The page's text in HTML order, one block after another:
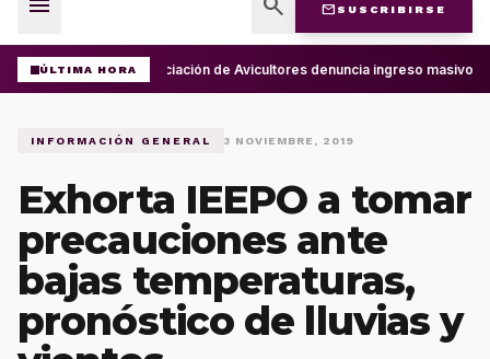
mail SUSCRIBIRSE
ÚLTIMA HORAAsociación de Avicultores denuncia ingreso masivo
INFORMACIÓN GENERAL 3 NOVIEMBRE, 2019
Exhorta IEEPO a tomar
precauciones ante
bajas temperaturas,
pronóstico de lluvias y